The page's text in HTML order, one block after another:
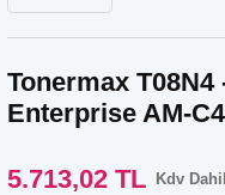
Tonermax
Enterprise AM-
5.713,02 TL Kdv Dahil